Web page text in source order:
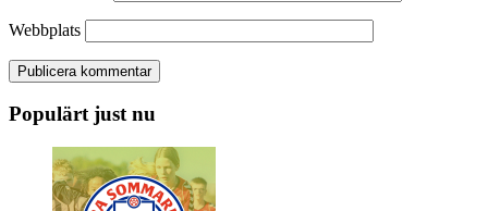
Webbplats
Populärt just nu